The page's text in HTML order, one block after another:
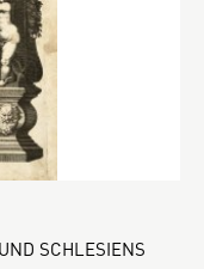
SCHLESIENS